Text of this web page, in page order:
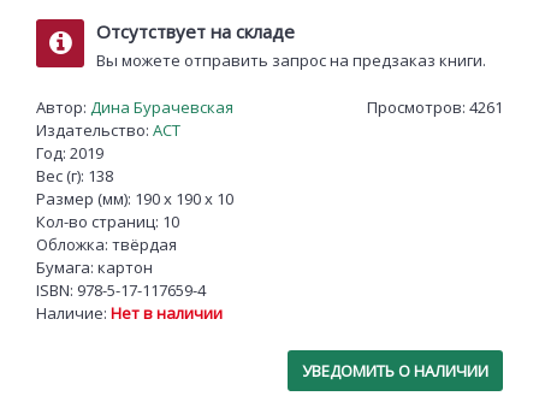
Отсутствует на складе
Вы можете отправить запрос на предзаказ книги.
Просмотров: 4261
Автор: Дина Бурачевская
Издательство: АСТ
Год: 2019
Вес (г): 138
Размер (мм): 190 x 190 x 10
Кол-во страниц: 10
Обложка: твёрдая
Бумага: картон
ISBN: 978-5-17-117659-4
Наличие: Нет в наличии
УВЕДОМИТЬ О НАЛИЧИИ